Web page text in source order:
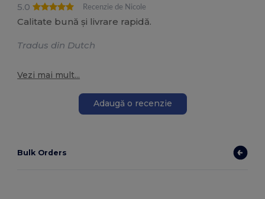
5.0
Recenzie de Nicole
Calitate bună și livrare rapidă.
Tradus din Dutch
Vezi mai mult...
Adaugă o recenzie
Bulk Orders